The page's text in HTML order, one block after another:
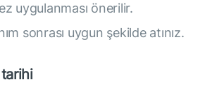
uygulanması önerilir.
sonrası uygun şekilde atınız.